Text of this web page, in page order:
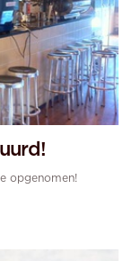
opgenomen!